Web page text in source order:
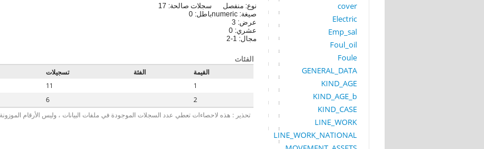
cover
Electric
Emp_sal
Foul_oil
Foule
GENERAL_DATA
KIND_AGE
KIND_AGE_b
KIND_CASE
LINE_WORK
LINE_WORK_NATIONAL
نوع: منفصل
صيغة: numeric
عرض: 3
عشري: 0
مجال: 1-2
سجلات صالحة: 17
باطل: 0
الفئات
القيمة الفئة
تسجيلات
1
11
2
6
تحذير : هذه لاحصاءات تعطي عدد السجلات الموجودة في ملفات البيانات ، وليس الأرقام الموزونة .